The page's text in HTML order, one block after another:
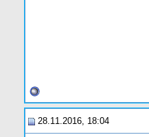
28.11.2016, 18:04